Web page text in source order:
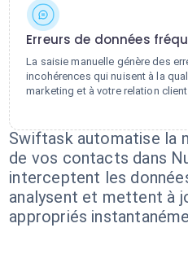
Erreurs de données
La saisie manuelle génère des
incohérences qui nuisent à la
marketing et à votre relation
Swiftask automatise la
de vos contacts dans
interceptent les
analysent et mettent à
appropriés